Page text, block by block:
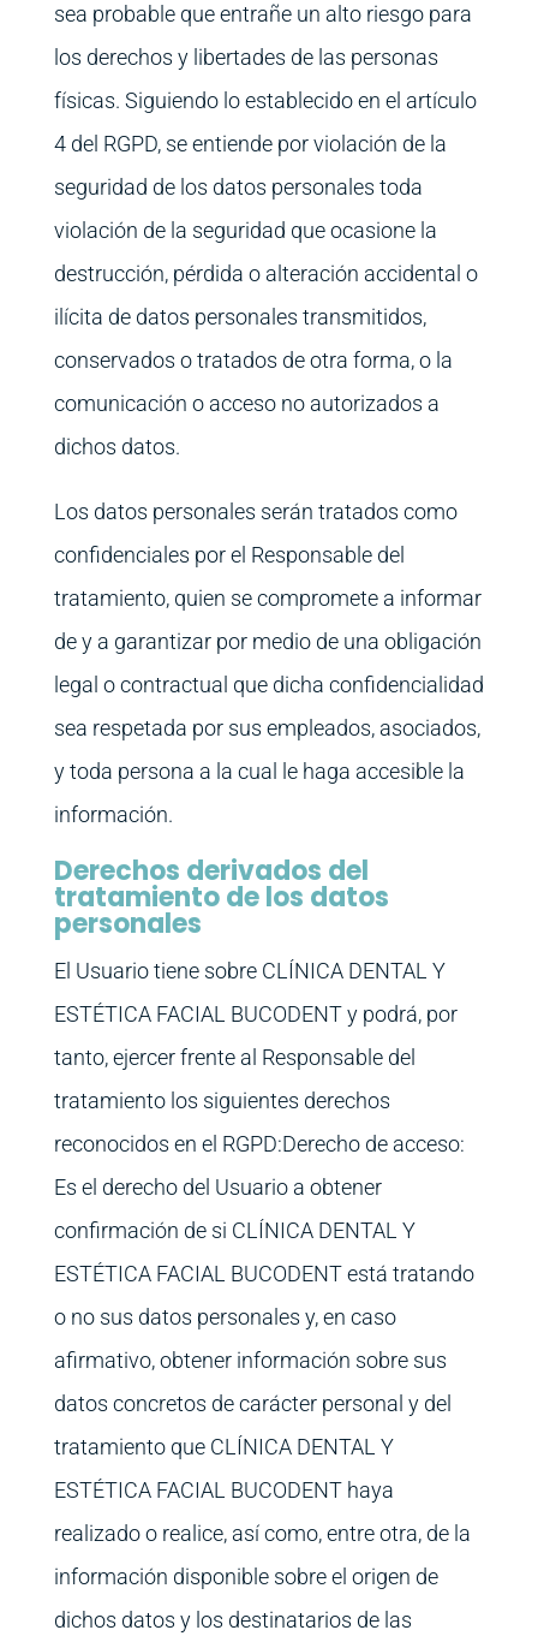
sea probable que entrañe un alto riesgo para
los derechos y libertades de las personas
físicas. Siguiendo lo establecido en el artículo
4 del RGPD, se entiende por violación de la
seguridad de los datos personales toda
violación de la seguridad que ocasione la
destrucción, pérdida o alteración accidental o
ilícita de datos personales transmitidos,
conservados o tratados de otra forma, o la
comunicación o acceso no autorizados a
dichos datos.
Los datos personales serán tratados como
confidenciales por el Responsable del
tratamiento, quien se compromete a informar
de y a garantizar por medio de una obligación
legal o contractual que dicha confidencialidad
sea respetada por sus empleados, asociados,
y toda persona a la cual le haga accesible la
información.
Derechos derivados del
tratamiento de los datos
personales
El Usuario tiene sobre CLÍNICA DENTAL Y
ESTÉTICA FACIAL BUCODENT y podrá, por
tanto, ejercer frente al Responsable del
tratamiento los siguientes derechos
reconocidos en el RGPD:Derecho de acceso:
Es el derecho del Usuario a obtener
confirmación de si CLÍNICA DENTAL Y
ESTÉTICA FACIAL BUCODENT está tratando
o no sus datos personales y, en caso
afirmativo, obtener información sobre sus
datos concretos de carácter personal y del
tratamiento que CLÍNICA DENTAL Y
ESTÉTICA FACIAL BUCODENT haya
realizado o realice, así como, entre otra, de la
información disponible sobre el origen de
dichos datos y los destinatarios de las